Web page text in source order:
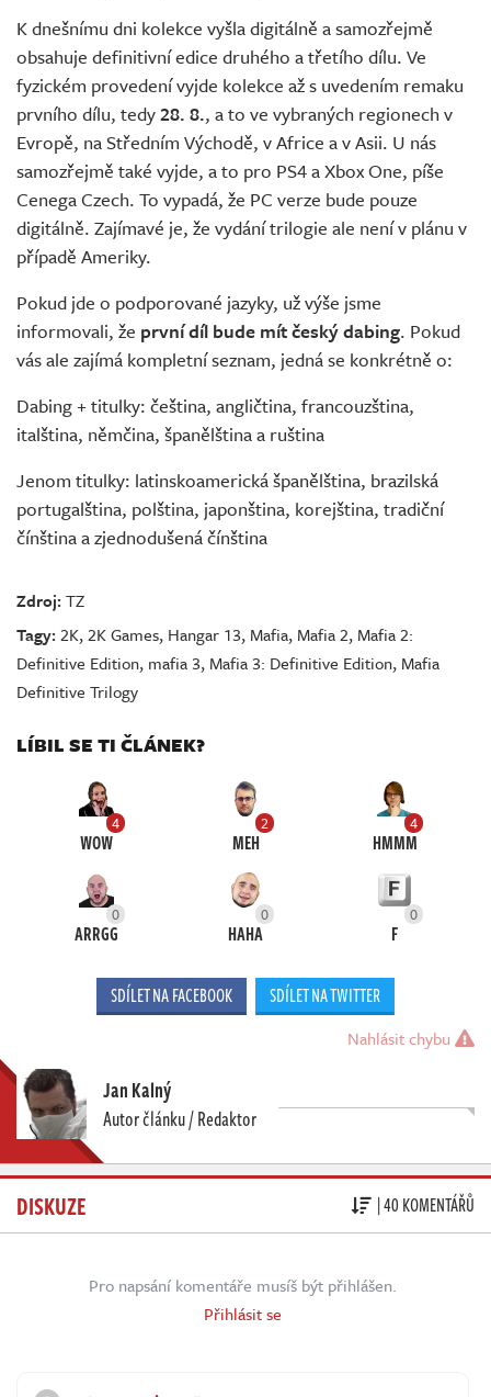
K dnešnímu dni kolekce vyšla digitálně a samozřejmě
obsahuje definitivní edice druhého a třetího dílu. Ve
fyzickém provedení vyjde kolekce až s uvedením remaku
prvního dílu, tedy28. 8., a to ve vybraných regionech v
Evropě, na Středním Východě, v Africe a v Asii. U nás
samozřejmě také vyjde, a to pro PS4 a Xbox One, píše
Cenega Czech. To vypadá, že PC verze bude pouze
digitálně. Zajímavé je, že vydání trilogie ale není v plánu v
případě Ameriky.
Pokud jde o podporované jazyky, už výše jsme
informovali, že první díl bude mít český dabing. Pokud
vás ale zajímá kompletní seznam, jedná se konkrétně o:
Dabing + titulky: čeština, angličtina, francouzština,
italština, němčina, španělština a ruština
Jenom titulky: latinskoamerická španělština, brazilská
portugalština, polština, japonština, korejština, tradiční
čínština a zjednodušená čínština
Zdroj:TZ
Tagy:2K,2K Games, Hangar 13, Mafia, Mafia 2, Mafia 2:
Definitive Edition, mafia 3, Mafia 3: Definitive Edition, Mafia
Definitive Trilogy
LÍBIL SE TI ČLÁNEK?
4
WOW
2
MEH
4
HMMM
0
ARRGG
0
HAHA
0
F
SDÍLET NA FACEBOOK SDÍLET NA TWITTER
Nahlásit chybu
Jan Kalný
Autor článku / Redaktor
DISKUZE | 40 KOMENTÁŘŮ
Pro napsání komentáře musíš být přihlášen.
Přihlásit se